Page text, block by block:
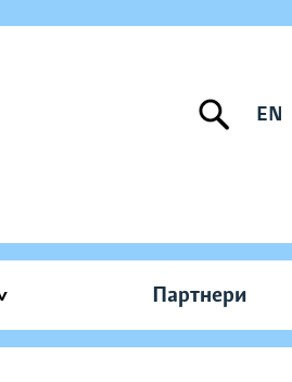
EN
Партнери